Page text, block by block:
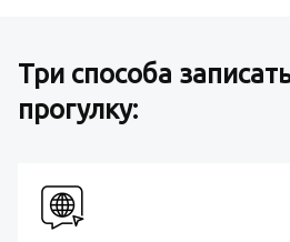
Три способа
прогулку: